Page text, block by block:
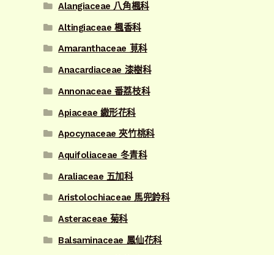
Alangiaceae 八角楓科
Altingiaceae 楓香科
Amaranthaceae 莧科
Anacardiaceae 漆樹科
Annonaceae 番荔枝科
Apiaceae 繖形花科
Apocynaceae 夾竹桃科
Aquifoliaceae 冬青科
Araliaceae 五加科
Aristolochiaceae 馬兜鈴科
Asteraceae 菊科
Balsaminaceae 鳳仙花科